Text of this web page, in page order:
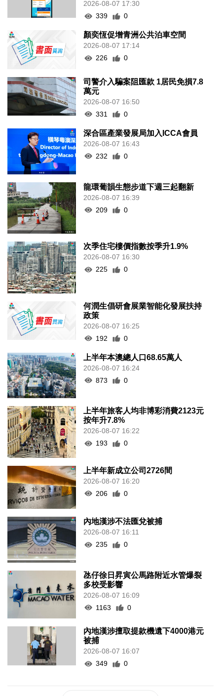
2026-08-07 17:30
339
0
顏奕恆促增青洲公共泊車空間
2026-08-07 17:14
226
0
司警介入騙案阻匯款 1居民免損7.8
萬元
2026-08-07 16:50
331
0
深合區產業發展局加入ICCA會員
2026-08-07 16:43
232
0
龍環葡韻生態步道下週三起翻新
2026-08-07 16:39
209
0
次季住宅樓價指數按季升1.9%
2026-08-07 16:30
225
0
何潤生倡研會展業智能化發展扶持
政策
2026-08-07 16:25
192
0
上半年本澳總人口68.65萬人
2026-08-07 16:24
873
0
上半年旅客人均非博彩消費2123元
按年升7.8%
2026-08-07 16:22
193
0
上半年新成立公司2726間
2026-08-07 16:20
206
0
內地漢涉不法匯兌被捕
2026-08-07 16:11
235
0
氹仔徐日昇寅公馬路附近水管爆裂
多校受影響
2026-08-07 16:09
1163
0
內地漢涉擅取提款機遺下4000港元
被捕
2026-08-07 16:07
349
0